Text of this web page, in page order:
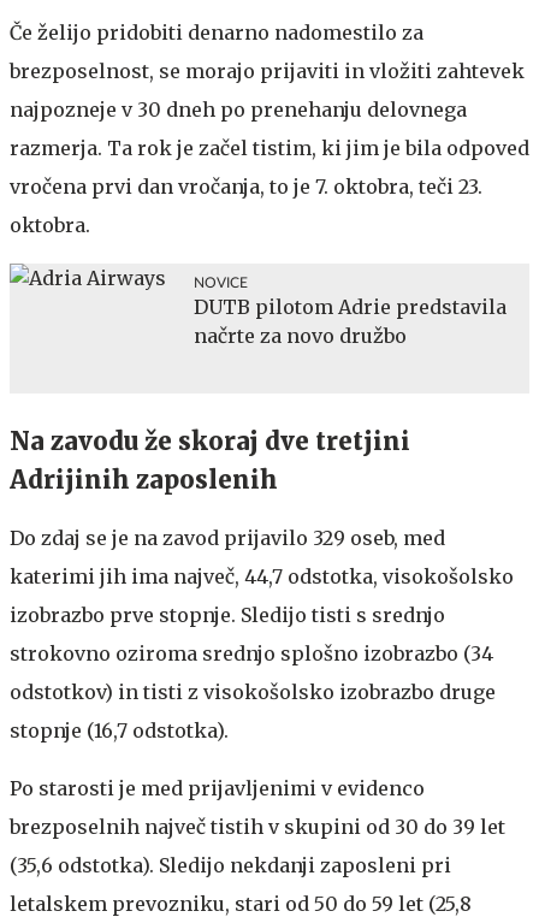
Če želijo pridobiti denarno nadomestilo za
brezposelnost, se morajo prijaviti in vložiti zahtevek
najpozneje v 30 dneh po prenehanju delovnega
razmerja. Ta rok je začel tistim, ki jim je bila odpoved
vročena prvi dan vročanja, to je 7. oktobra, teči 23.
oktobra.
NOVICE
DUTB pilotom Adrie predstavila
načrte za novo družbo
Na zavodu že skoraj dve tretjini
Adrijinih zaposlenih
Do zdaj se je na zavod prijavilo 329 oseb, med
katerimi jih ima največ, 44,7 odstotka, visokošolsko
izobrazbo prve stopnje. Sledijo tisti s srednjo
strokovno oziroma srednjo splošno izobrazbo (34
odstotkov) in tisti z visokošolsko izobrazbo druge
stopnje (16,7 odstotka).
Po starosti je med prijavljenimi v evidenco
brezposelnih največ tistih v skupini od 30 do 39 let
(35,6 odstotka). Sledijo nekdanji zaposleni pri
letalskem prevozniku, stari od 50 do 59 let (25,8